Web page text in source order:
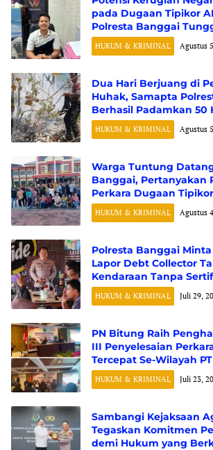
pada Dugaan Tipikor
Polresta Banggai
Resmi dari BPK RI
HUKUM & KRIMINAL Agustus
Dua Hari Berjuang di
Huhak, Samapta
Berhasil Padamkan 50
HUKUM & KRIMINAL Agustus
Warga Tuntung
Banggai, Pertanyakan
Perkara Dugaan
HUKUM & KRIMINAL Agustus
Polresta Banggai
Lapor Debt Collector
Kendaraan Tanpa
Fidusia
HUKUM & KRIMINAL Juli 29,
PN Bitung Raih
III Penyelesaian
Tercepat Se-Wilayah
HUKUM & KRIMINAL Juli 23,
Sambangi Kejaksaan
Tegaskan Komitmen
demi Hukum yang